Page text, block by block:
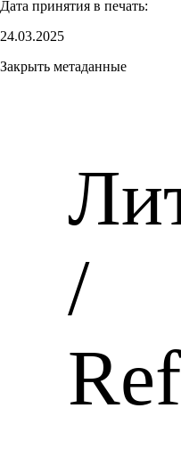
Дата принятия в печать:
24.03.2025
Закрыть метаданные
/